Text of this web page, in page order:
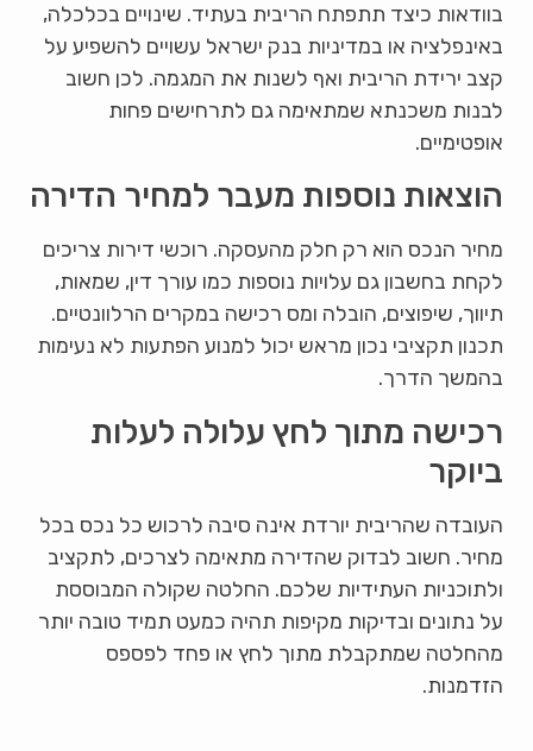
בוודאות כיצד תתפתח הריבית בעתיד. שינויים בכלכלה,
באינפלציה או במדיניות בנק ישראל עשויים להשפיע על
קצב ירידת הריבית ואף לשנות את המגמה. לכן חשוב
לבנות משכנתא שמתאימה גם לתרחישים פחות
אופטימיים.
הוצאות נוספות מעבר למחיר הדירה
מחיר הנכס הוא רק חלק מהעסקה. רוכשי דירות צריכים
לקחת בחשבון גם עלויות נוספות כמו עורך דין, שמאות,
תיווך, שיפוצים, הובלה ומס רכישה במקרים הרלוונטיים.
תכנון תקציבי נכון מראש יכול למנוע הפתעות לא נעימות
בהמשך הדרך.
רכישה מתוך לחץ עלולה לעלות
ביוקר
העובדה שהריבית יורדת אינה סיבה לרכוש כל נכס בכל
מחיר. חשוב לבדוק שהדירה מתאימה לצרכים, לתקציב
ולתוכניות העתידיות שלכם. החלטה שקולה המבוססת
על נתונים ובדיקות מקיפות תהיה כמעט תמיד טובה יותר
מהחלטה שמתקבלת מתוך לחץ או פחד לפספס
הזדמנות.